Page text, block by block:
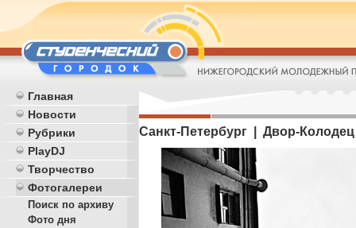
Главная
Новости
Рубрики
PlayDJ
Творчество
Фотогалереи
Поиск по архиву
Фото дня
Санкт-Петербург | Двор-Колодец